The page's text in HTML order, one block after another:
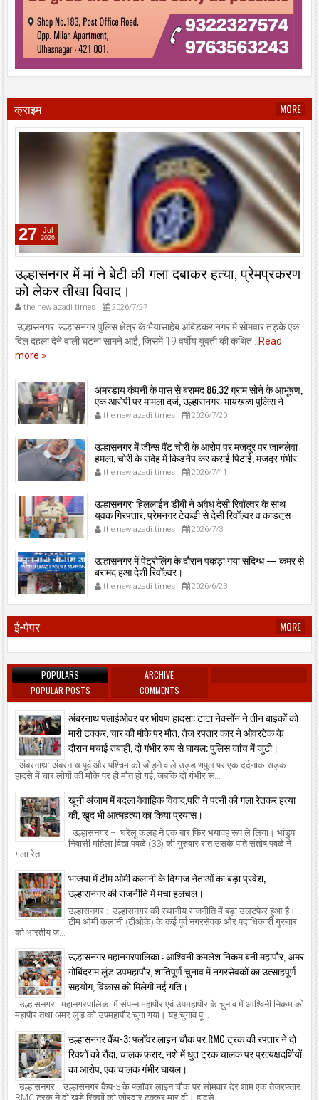
क्राइम MORE
27 Jul
2026
उल्हासनगर में मां ने बेटी की गला दबाकर हत्या, प्रेमप्रकरण
को लेकर तीखा विवाद।
the new azadi times 2026/7/27
उल्हासनगर: उल्हासनगर पुलिस क्षेत्र के भैयासाहेब आंबेडकर नगर में सोमवार तड़के एक
दिल दहला देने वाली घटना सामने आई, जिसमें 19 वर्षीय युवती की कथित...
Read
more »
अमरडाय कंपनी के पास से बरामद 86.32 ग्राम सोने के आभूषण,
एक आरोपी पर मामला दर्ज, उल्हासनगर-भायखळा पुलिस ने
घरफोड़ियों के संबंध में एक आरोपी से महत्वपूर्ण पूछताछ के बाद
आरोपी के साथी के ठिकाने से 10,90,261 रुपये मूल्य के सोने के
आभूषण बरामद किए।
the new azadi times 2026/7/20
उल्हासनगर में जीन्स पैंट चोरी के आरोप पर मजदूर पर जानलेवा
हमला, चोरी के संदेह में किडनैप कर कराई पिटाई, मजदूर गंभीर
रूप से जख्मी।
the new azadi times 2026/7/11
उल्हासनगर: हिललाईन डीबी ने अवैध देसी रिवॉल्वर के साथ
युवक गिरफ्तार, प्रेमनगर टेकडी से देसी रिवॉल्वर व काडतूस
जप्त, इलीगल हथियार साथ पकड़ा गया युवक एक दिन की
पोलीस कोठडी में।
the new azadi times 2026/7/3
उल्हासनगर में पेट्रोलिंग के दौरान पकड़ा गया संदिग्ध — कमर से
बरामद हुआ देशी रिवॉल्वर।
the new azadi times 2026/6/23
ई-पेपर MORE
POPULARS
ARCHIVE
POPULAR POSTS
COMMENTS
अंबरनाथ फ्लाईओवर पर भीषण हादसा: टाटा नेक्सॉन ने तीन बाइकों को
मारी टक्कर, चार की मौके पर मौत, तेज रफ्तार कार ने ओवरटेक के
दौरान मचाई तबाही, दो गंभीर रूप से घायल; पुलिस जांच में जुटी।
अंबरनाथ: अंबरनाथ पूर्व और पश्चिम को जोड़ने वाले उड्डाणपुल पर एक दर्दनाक सड़क
हादसे में चार लोगों की मौके पर ही मौत हो गई, जबकि दो गंभीर रू...
खूनी अंजाम में बदला वैवाहिक विवाद,पति ने पत्नी की गला रेतकर हत्या
की, खुद भी आत्महत्या का किया प्रयास।
उल्हासनगर – घरेलू कलह ने एक बार फिर भयावह रूप ले लिया। भांडुप
निवासी महिला विद्या पवळे (33) की गुरुवार रात उसके पति संतोष पवळे ने
गला रेत...
भाजपा में टीम ओमी कलानी के दिग्गज नेताओं का बड़ा प्रवेश,
उल्हासनगर की राजनीति में मचा हलचल।
उल्हासनगर : उल्हासनगर की स्थानीय राजनीति में बड़ा उलटफेर हुआ है।
टीम ओमी कलानी (टीओके) के कई पूर्व नगरसेवक और पदाधिकारी गुरुवार
को भारतीय ज...
उल्हासनगर महानगरपालिका : आश्विनी कमलेश निकम बनीं महापौर, अमर
गोबिंदराम लुंड उपमहापौर, शांतिपूर्ण चुनाव में नगरसेवकों का उत्साहपूर्ण
सहयोग, विकास को मिलेगी नई गति।
उल्हासनगर: महानगरपालिका में संपन्न महापौर एवं उपमहापौर के चुनाव में आश्विनी निकम को
महापौर तथा अमर लुंड को उपमहापौर चुना गया। यह चुनाव पू...
उल्हासनगर कैंप-3: फ्लॉवर लाइन चौक पर RMC ट्रक की रफ्तार ने दो
रिक्शों को रौंदा, चालक फरार, नशे में धुत ट्रक चालक पर प्रत्यक्षदर्शियों
का आरोप, एक चालक गंभीर घायल।
उल्हासनगर : उल्हासनगर कैंप-3 के फ्लॉवर लाइन चौक पर सोमवार देर शाम एक तेजरफ्तार
RMC ट्रक ने दो खड़े रिक्शों को जोरदार टक्कर मार दी। हादसे ...